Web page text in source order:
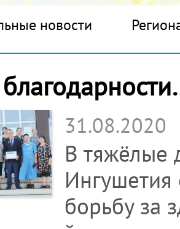
новости
31.08.2020
В тяжёлые
борьбу за